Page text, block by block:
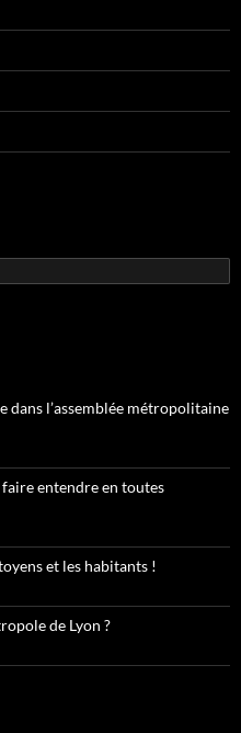
dans l’assemblée métropolitaine
faire entendre en toutes
et les habitants !
de Lyon ?